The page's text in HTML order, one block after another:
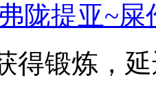
陇提亚~
得锻炼，